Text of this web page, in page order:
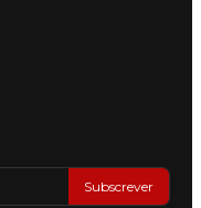
Subscrever